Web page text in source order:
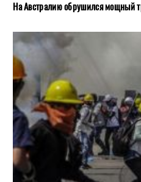
На Австралию обрушился мощный